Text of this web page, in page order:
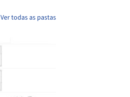
Ver todas as pastas